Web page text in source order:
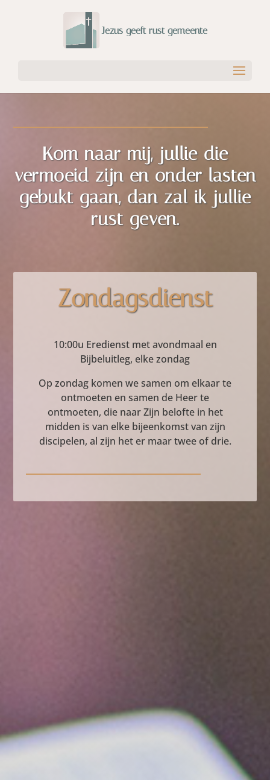
Kom naar mij, jullie die
vermoeid zijn en onder lasten
gebukt gaan, dan zal ik jullie
rust geven.
Zondagsdienst
10:00u Eredienst met avondmaal en
Bijbeluitleg, elke zondag
Op zondag komen we samen om elkaar te
ontmoeten en samen de Heer te
ontmoeten, die naar Zijn belofte in het
midden is van elke bijeenkomst van zijn
discipelen, al zijn het er maar twee of drie.